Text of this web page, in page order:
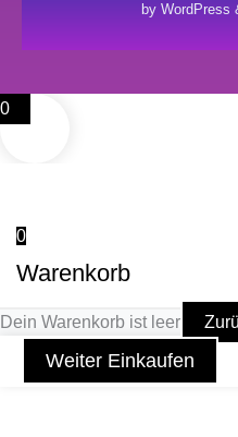
by WordPress
0
0
Warenkorb
Dein Warenkorb ist leer
Weiter Einkaufen